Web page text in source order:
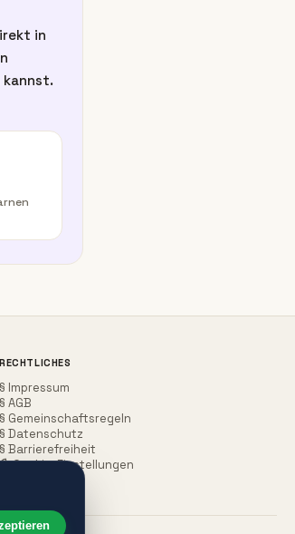
in
kannst.
RECHTLICHES
§ Impressum
§ AGB
§ Gemeinschaftsregeln
§ Datenschutz
§ Barrierefreiheit
Cookie-Einstellungen